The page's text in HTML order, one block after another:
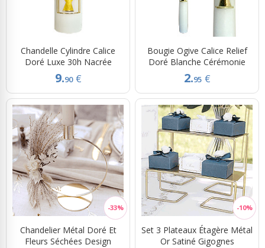
Chandelle Cylindre Calice
Doré Luxe 30h Nacrée
9.90 €
Bougie Ogive Calice Relief
Doré Blanche Cérémonie
2.95 €
Chandelier Métal Doré Et
Fleurs Séchées Design
Set 3 Plateaux Étagère Métal
Or Satiné Gigognes